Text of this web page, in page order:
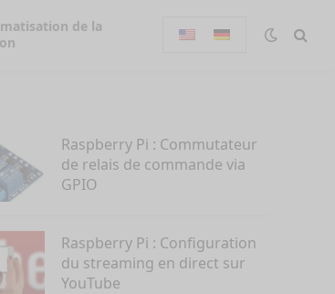
de la
Raspberry Pi : Commutateur
de relais de commande via
GPIO
Raspberry Pi : Configuration
du streaming en direct sur
YouTube